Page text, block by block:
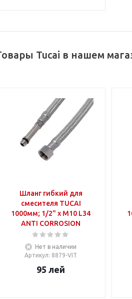
Tucai в нашем
Шланг гибкий для
смесителя TUCAI
1000мм; 1/2" x M10 L34
ANTI CORROSION
Нет в наличии
Артикул: 8879-VIT
95 лей